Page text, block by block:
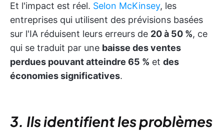
Et l'impact est réel. Selon McKinsey, les
entreprises qui utilisent des prévisions basées
sur l'IA réduisent leurs erreurs de 20 à 50 %, ce
qui se traduit par une baisse des ventes
perdues pouvant atteindre 65 % et des
économies significatives.
3. Ils identifient les problèmes